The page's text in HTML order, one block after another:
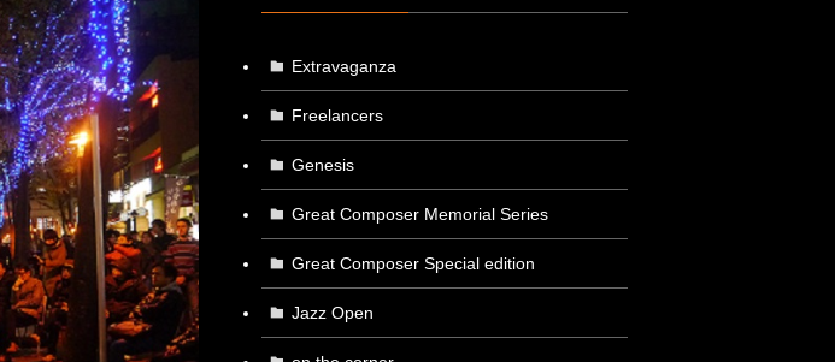
Extravaganza
Freelancers
Genesis
Great Composer Memorial Series
Great Composer Special edition
Jazz Open